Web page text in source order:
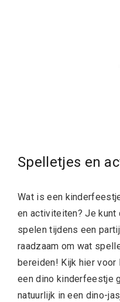
Spelletjes en
Wat is een
en activiteiten? Je kunt
spelen tijdens een
raadzaam om wat
bereiden! Kijk hier voor
een dino kinderfeestje
natuurlijk in een dino-